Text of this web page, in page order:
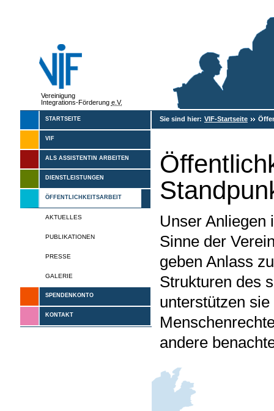
Vereinigung
Integrations-Förderung e.V.
STARTSEITE
VIF
ALS ASSISTENTIN ARBEITEN
DIENSTLEISTUNGEN
ÖFFENTLICHKEITSARBEIT
AKTUELLES
PUBLIKATIONEN
PRESSE
GALERIE
SPENDENKONTO
KONTAKT
Sie sind hier: VIF-Startseite
Unser Anliegen
Sinne der
geben Anlass
Strukturen des
unterstützen
andere